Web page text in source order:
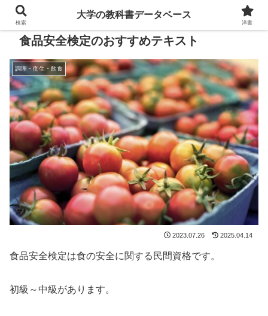
食品安全検定のおすすめテキスト
調理・衛生・飲食
2023.07.26 2025.04.14
食品安全検定は食の安全に関する民間資格です。
初級～中級があります。
検索
大学の教科書データベース
洋書